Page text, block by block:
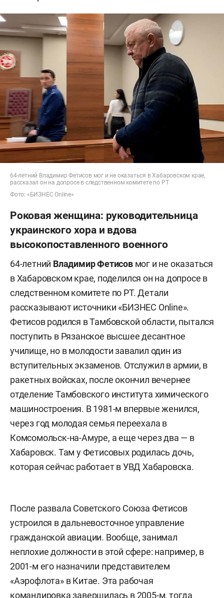
64-летний Владимир Фетисов мог и не оказаться в Хабаровском крае,
рассказал он на допросе в следственном комитете по РТ
Фото: «БИЗНЕС Online»
Роковая женщина: руководительница
украинского хора и вдова
высокопоставленного военного
64-летний Владимир Фетисовмог и не оказаться
в Хабаровском крае, поделился он на допросе в
следственном комитете по РТ. Детали
рассказывают источники «БИЗНЕС Online».
Фетисов родился в Тамбовской области, пытался
поступить в Рязанское высшее десантное
училище, но в молодости завалил один из
вступительных экзаменов. Отслужил в армии, в
ракетных войсках, после окончил вечернее
отделение Тамбовского института химического
машиностроения. В 1981-м впервые женился,
через год молодая семья переехала в
Комсомольск-на-Амуре, а еще через два — в
Хабаровск. Там у Фетисовых родилась дочь,
которая сейчас работает в УВД Хабаровска.
После развала Советского Союза Фетисов
устроился в дальневосточное управление
гражданской авиации. Вообще, занимал
неплохие должности в этой сфере: например, в
2001-м его назначили представителем
«Аэрофлота» в Китае. Эта рабочая
командировка завершилась в 2005-м, тогда